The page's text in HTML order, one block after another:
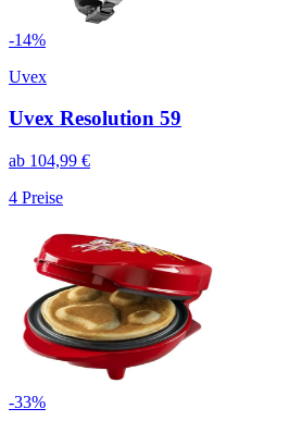
-14%
Uvex
Uvex Resolution 59
ab 104,99 €
4 Preise
-33%